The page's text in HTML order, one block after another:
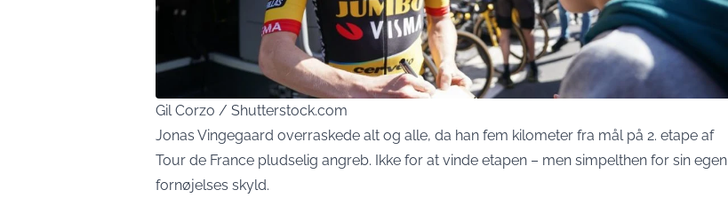
Gil Corzo / Shutterstock.com
Jonas Vingegaard overraskede alt og alle, da han fem kilometer fra mål på 2. etape af
Tour de France pludselig angreb. Ikke for at vinde etapen – men simpelthen for sin egen
fornøjelses skyld.